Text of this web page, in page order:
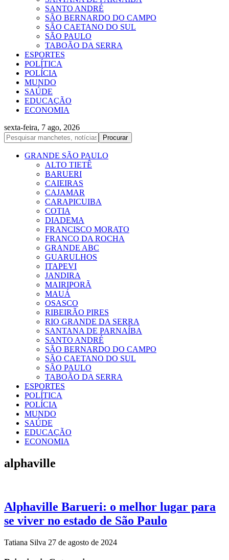
SANTO ANDRÉ
SÃO BERNARDO DO CAMPO
SÃO CAETANO DO SUL
SÃO PAULO
TABOÃO DA SERRA
ESPORTES
POLÍTICA
POLÍCIA
MUNDO
SAÚDE
EDUCAÇÃO
ECONOMIA
sexta-feira, 7 ago, 2026
GRANDE SÃO PAULO
ALTO TIETÊ
BARUERI
CAIEIRAS
CAJAMAR
CARAPICUIBA
COTIA
DIADEMA
FRANCISCO MORATO
FRANCO DA ROCHA
GRANDE ABC
GUARULHOS
ITAPEVI
JANDIRA
MAIRIPORÃ
MAUÁ
OSASCO
RIBEIRÃO PIRES
RIO GRANDE DA SERRA
SANTANA DE PARNAÍBA
SANTO ANDRÉ
SÃO BERNARDO DO CAMPO
SÃO CAETANO DO SUL
SÃO PAULO
TABOÃO DA SERRA
ESPORTES
POLÍTICA
POLÍCIA
MUNDO
SAÚDE
EDUCAÇÃO
ECONOMIA
alphaville
Alphaville Barueri: o melhor lugar para
se viver no estado de São Paulo
Tatiana Silva 27 de agosto de 2024